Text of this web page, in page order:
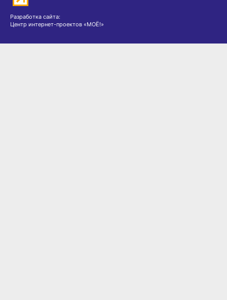
Разработка сайта:
Центр интернет-проектов «МОЁ!»